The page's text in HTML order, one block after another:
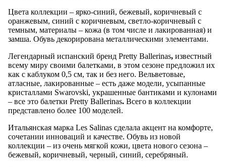
Цвета коллекции – ярко-синий, бежевый, коричневый с
оранжевым, синий с коричневым, светло-коричневый с
темным, материалы – кожа (в том числе и лакированная) и
замша. Обувь декорирована металлическими элементами.
Легендарный испанский бренд Pretty Ballerinas, известный
всему миру своими балетками, в этом сезоне предложил их
как с каблуком 0,5 см, так и без него. Вельветовые,
атласные, лакированные – есть даже модели, усыпанные
кристаллами Swarovski, украшенные бантиками и кулонами
– все это балетки Pretty Ballerinas. Всего в коллекции
представлено более 100 моделей.
Итальянская марка Les Salinas сделала акцент на комфорте,
сочетании инноваций и качестве. Обувь из новой
коллекции – из очень мягкой кожи, цвета нового сезона –
бежевый, коричневый, черный, синий, серебряный.